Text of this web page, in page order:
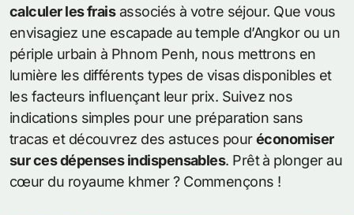
calculer les fraisassociés à votre séjour. Que vous
envisagiez une escapade au temple d’Angkor ou un
périple urbain à Phnom Penh, nous mettrons en
lumière les différents types de visas disponibles et
les facteurs influençant leur prix. Suivez nos
indications simples pour une préparation sans
tracas et découvrez des astuces pouréconomiser
sur ces dépenses indispensables. Prêt à plonger au
cœur du royaume khmer ? Commençons !